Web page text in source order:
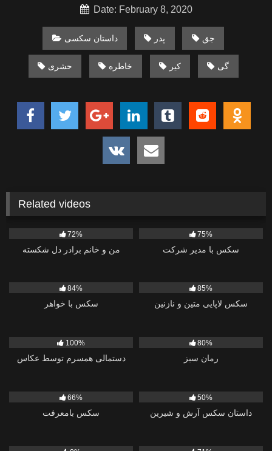
Date: February 8, 2020
داستان سکسی پدر جق
حشری خاطره کیر گی
Related videos
72%
من و خانم برادر دل شکسته
75%
سکس با مدير شرکت
84%
سکس با خواهر
85%
سکس لاپایی متین و نازنین
100%
دستمالی همسرم توسط عکاس
80%
رمان سبز
66%
سکس بامعرفت
50%
داستان سکس آرش و شیرین